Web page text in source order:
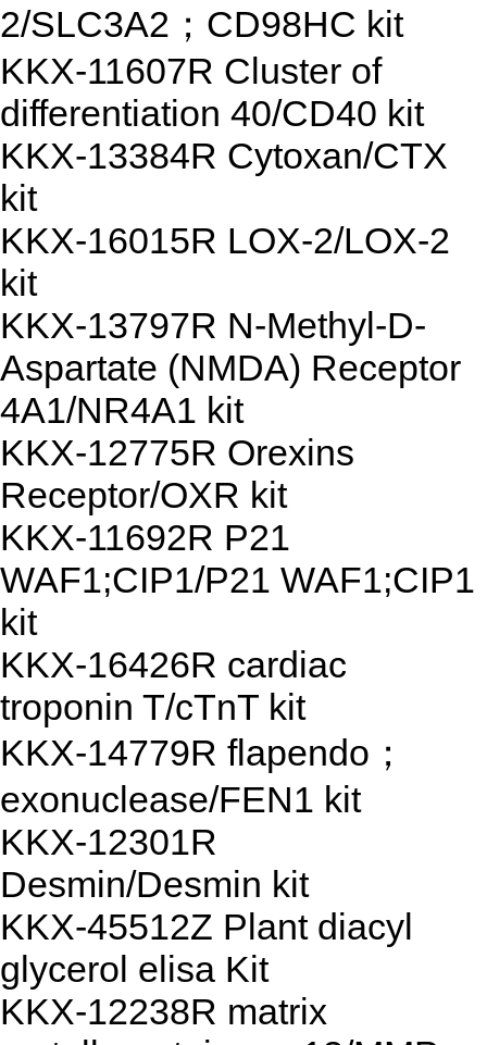
2/SLC3A2；CD98HC kit
KKX-11607R Cluster of
differentiation 40/CD40 kit
KKX-13384R Cytoxan/CTX
kit
KKX-16015R LOX-2/LOX-2
kit
KKX-13797R N-Methyl-D-
Aspartate (NMDA) Receptor
4A1/NR4A1 kit
KKX-12775R Orexins
Receptor/OXR kit
KKX-11692R P21
WAF1;CIP1/P21 WAF1;CIP1
kit
KKX-16426R cardiac
troponin T/cTnT kit
KKX-14779R flapendo；
exonuclease/FEN1 kit
KKX-12301R
Desmin/Desmin kit
KKX-45512Z Plant diacyl
glycerol elisa Kit
KKX-12238R matrix